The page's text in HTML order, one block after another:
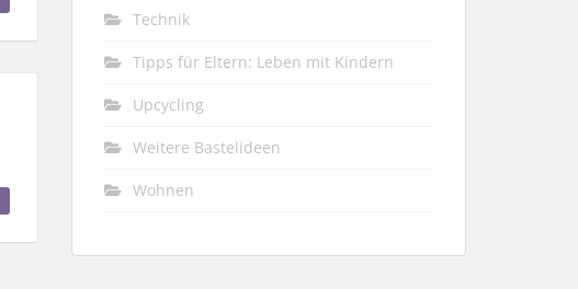
Technik
Tipps für Eltern: Leben mit Kindern
Upcycling
Weitere Bastelideen
Wohnen